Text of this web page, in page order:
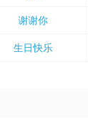
谢谢你
生日快乐